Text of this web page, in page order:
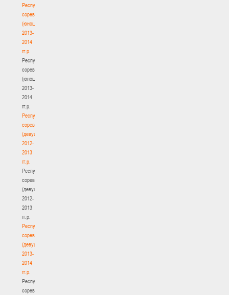
Республиканские
соревнования
(юноши)
2013-
2014
гг.р.
Республиканские
соревнования
(юноши)
2013-
2014
гг.р.
Республиканские
соревнования
(девушки)
2012-
2013
гг.р.
Республиканские
соревнования
(девушки)
2012-
2013
гг.р.
Республиканские
соревнования
(девушки)
2013-
2014
гг.р.
Республиканские
соревнования